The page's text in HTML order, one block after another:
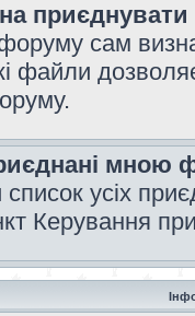
сам
файли
мною
усіх
Керування